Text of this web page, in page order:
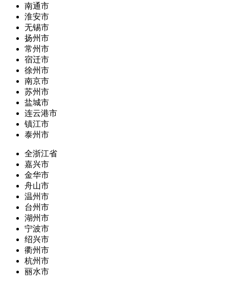
南通市
淮安市
无锡市
扬州市
常州市
宿迁市
徐州市
南京市
苏州市
盐城市
连云港市
镇江市
泰州市
全浙江省
嘉兴市
金华市
舟山市
温州市
台州市
湖州市
宁波市
绍兴市
衢州市
杭州市
丽水市